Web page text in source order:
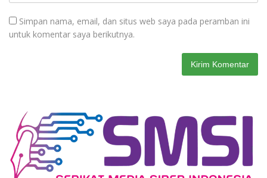
Simpan nama, email, dan situs web saya pada peramban ini
untuk komentar saya berikutnya.